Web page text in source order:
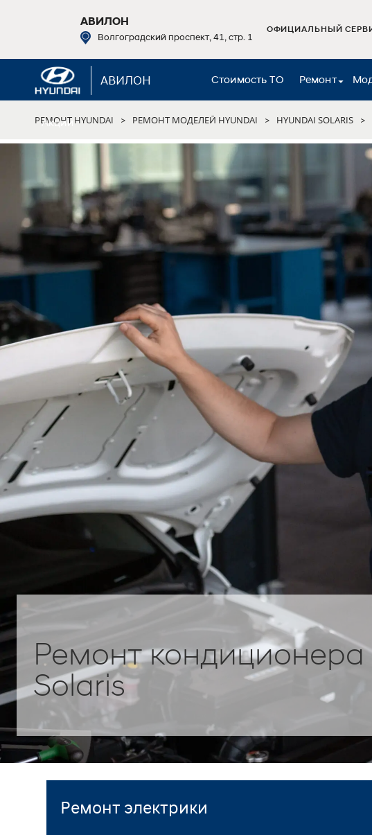
АВИЛОН
Волгоградский проспект, 41, стр. 1
ОФИЦИАЛЬНЫЙ
АВИЛОН Стоимость ТО Ремонт
Акции
РЕМОНТ HYUNDAI > РЕМОНТ МОДЕЛЕЙ HYUNDAI > HYUNDAI SOLARIS >
Ремонт
Solaris
Ремонт электрики